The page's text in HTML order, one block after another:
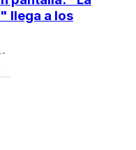
llega a los